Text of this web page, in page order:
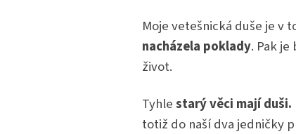
Moje vetešnická duše je v
nacházela poklady. Pak
život.
Tyhlestarý věci mají duši.
totiž do naší dva jedničky